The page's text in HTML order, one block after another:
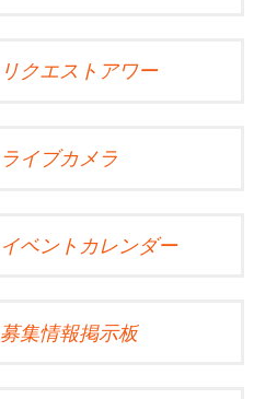
リクエストアワー
ライブカメラ
イベントカレンダー
募集情報掲示板